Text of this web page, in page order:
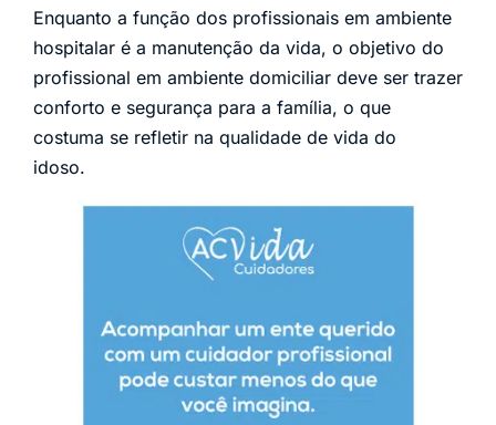
Enquanto a função dos profissionais em ambiente
hospitalar é a manutenção da vida, o objetivo do
profissional em ambiente domiciliar deve ser trazer
conforto e segurança para a família, o que
costuma se refletir na qualidade de vida do
idoso.